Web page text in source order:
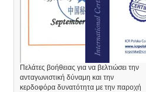
Πελάτες βοήθειας για να βελτιώσει την
ανταγωνιστική δύναμη και την
κερδοφόρα δυνατότητα με την παροχή